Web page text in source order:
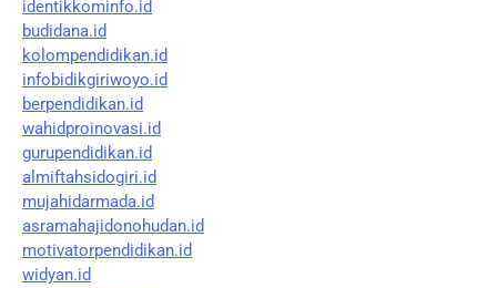
identikkominfo.id
budidana.id
kolompendidikan.id
infobidikgiriwoyo.id
berpendidikan.id
wahidproinovasi.id
gurupendidikan.id
almiftahsidogiri.id
mujahidarmada.id
asramahajidonohudan.id
motivatorpendidikan.id
widyan.id